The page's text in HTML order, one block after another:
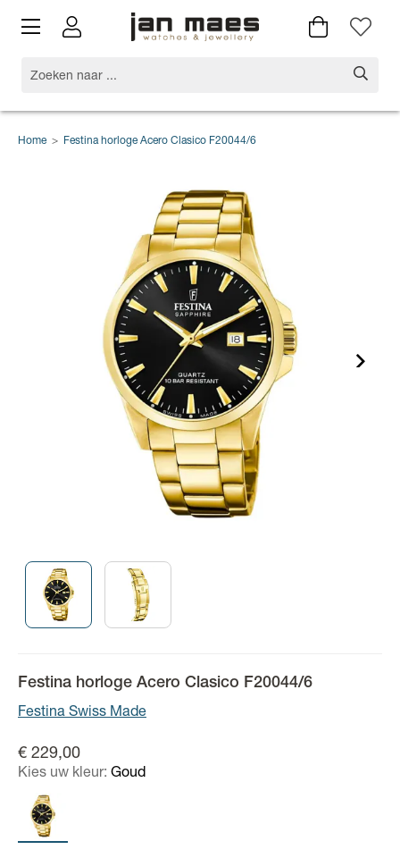
Home > Festina horloge Acero Clasico F20044/6
Festina horloge Acero Clasico F20044/6
Festina Swiss Made
€ 229,00
Kies uw kleur: Goud